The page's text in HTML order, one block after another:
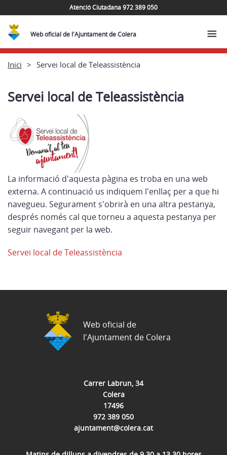
Atenció Ciutadana 972 389 050
Web oficial de l'Ajuntament de Colera
Inici Servei local de Teleassistència
Servei local de Teleassistència
La informació d'aquesta pàgina es troba en una web
externa. A continuació us indiquem l'enllaç per a que hi
navegueu. Segurament s'obrirà en una altra pestanya,
després només cal que torneu a aquesta pestanya per
seguir navegant per la web.
Servei local de Teleassistència
Carrer Labrun, 34
Colera
17496
972 389 050
ajuntament@colera.cat
Web oficial de
l'Ajuntament de Colera